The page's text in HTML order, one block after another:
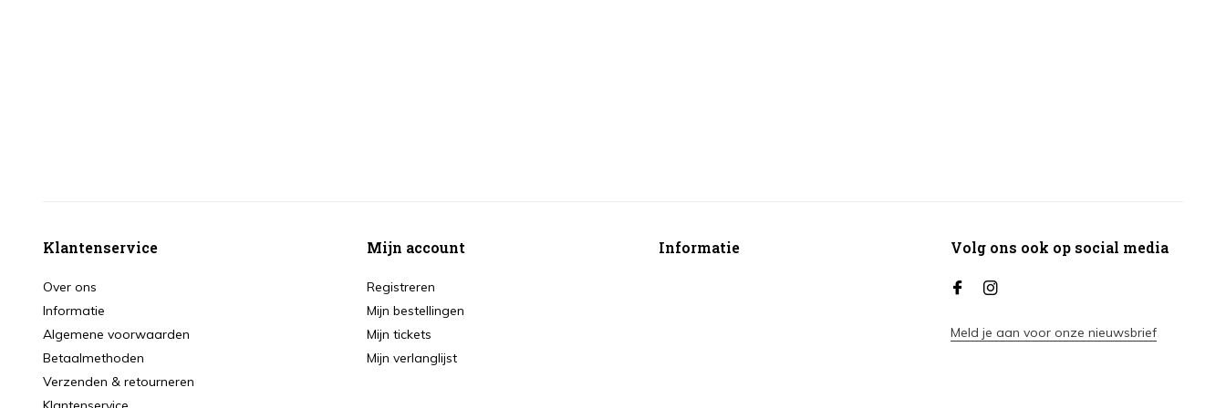
Klantenservice
Over ons
Informatie
Algemene voorwaarden
Betaalmethoden
Verzenden & retourneren
Mijn account
Registreren
Mijn bestellingen
Mijn tickets
Mijn verlanglijst
Informatie Volg ons ook op social media
Meld je aan voor onze nieuwsbrief